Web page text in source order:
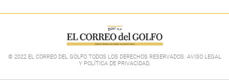
© 2022 EL CORREO DEL GOLFO TODOS LOS DERECHOS RESERVADOS. AVISO LEGAL
Y POLÍTICA DE PRIVACIDAD.